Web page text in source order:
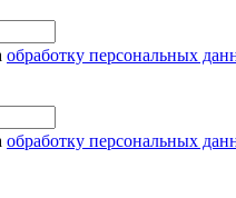
обработку персональных
обработку персональных